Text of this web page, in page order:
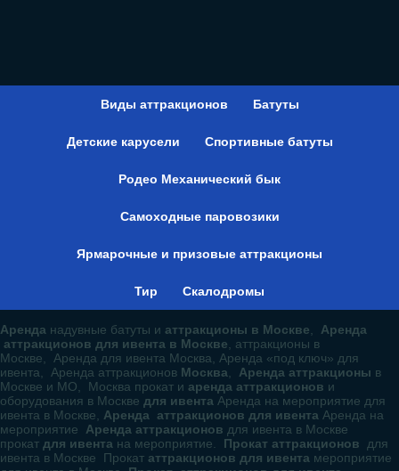
Виды аттракционов Батуты
Детские карусели Спортивные батуты
Родео Механический бык
Самоходные паровозики
Ярмарочные и призовые аттракционы
Тир Скалодромы
Аренда надувные батуты и аттракционы в Москве, Аренда
аттракционов для ивента в Москве, аттракционы в
Москве, Аренда для ивента Москва, Аренда «под ключ» для
ивента, Аренда аттракционов Москва, Аренда аттракционы в
Москве и МО, Москва прокат и аренда аттракционов и
оборудования в Москве для ивента Аренда на мероприятие для
ивента в Москве, Аренда аттракционов для ивента Аренда на
мероприятие Аренда аттракционов для ивента в Москве
прокат для ивента на мероприятие. Прокат аттракционов для
ивента в Москве Прокат аттракционов для ивента мероприятие